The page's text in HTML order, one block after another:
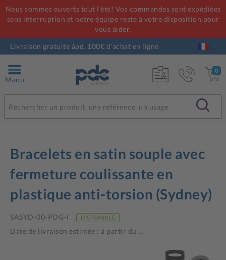
Nous sommes ouverts tout l'été! Vos commandes sont expédiées
sans interruption et notre équipe reste à votre disposition pour
vous aider.
Livraison gratuite àpd. 100€ d'achat en ligne
Menu
0
Bracelets en satin souple avec
fermeture coulissante en
plastique anti-torsion (Sydney)
SASYD-00-PDG-I DISPONIBLE
Date de livraison estimée : à partir du …